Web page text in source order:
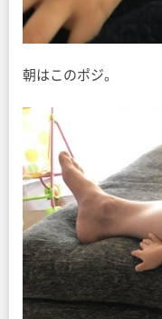
朝はこのポジ。